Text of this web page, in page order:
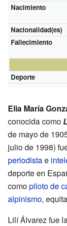
Nacimiento
Nacionalidad(es)
Fallecimiento
Deporte
Elia María
conocida como
de mayo de
julio de 1998)
periodistae
deporte en
comopiloto de
alpinismo,
Lilí Álvarez fue